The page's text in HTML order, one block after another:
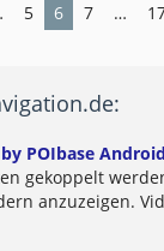
5 6 7 …
POIbase
gekoppelt
anzuzeigen.